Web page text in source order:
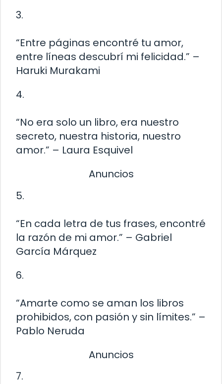
3.
“Entre páginas encontré tu amor,
entre líneas descubrí mi felicidad.” –
Haruki Murakami
4.
“No era solo un libro, era nuestro
secreto, nuestra historia, nuestro
amor.” – Laura Esquivel
Anuncios
5.
“En cada letra de tus frases, encontré
la razón de mi amor.” – Gabriel
García Márquez
6.
“Amarte como se aman los libros
prohibidos, con pasión y sin límites.” –
Pablo Neruda
Anuncios
7.